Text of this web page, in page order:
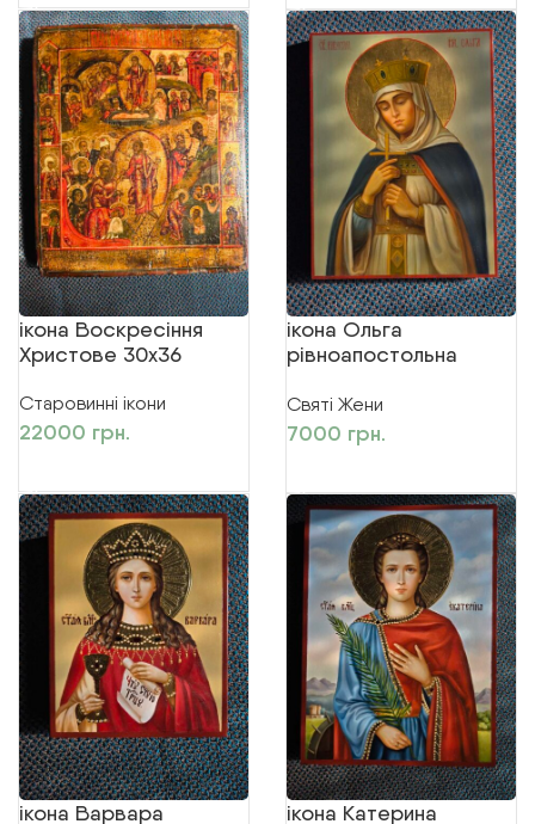
ікона Воскресіння
Христове 30х36
Старовинні ікони
22000 грн.
ікона Ольга
рівноапостольна
Святі Жени
7000 грн.
ікона Варвара ікона Катерина